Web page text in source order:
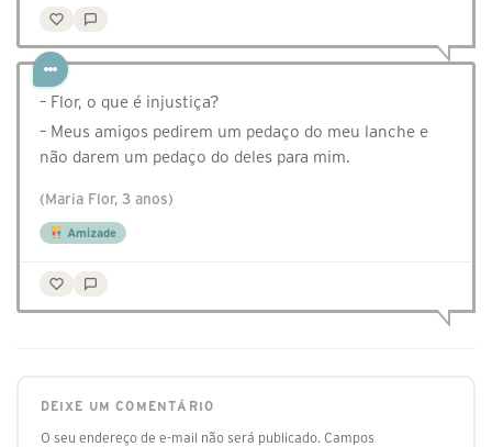
– Flor, o que é injustiça?
– Meus amigos pedirem um pedaço do meu lanche e
não darem um pedaço do deles para mim.
(Maria Flor, 3 anos)
Amizade
DEIXE UM COMENTÁRIO
O seu endereço de e-mail não será publicado. Campos